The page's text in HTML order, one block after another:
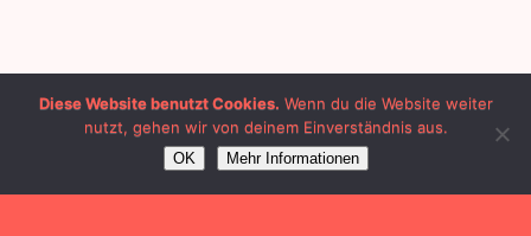
Diese Website benutzt Cookies. Wenn du die Website weiter
nutzt, gehen wir von deinem Einverständnis aus.
OK Mehr Informationen